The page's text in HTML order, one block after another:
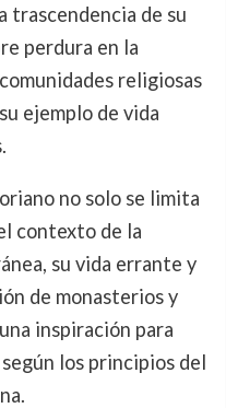
trascendencia de su
perdura en la
religiosas
ejemplo de vida
no solo se limita
contexto de la
su vida errante y
de monasterios y
inspiración para
los principios del